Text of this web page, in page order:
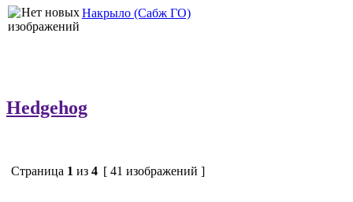
Накрыло (Сабж ГО)
Hedgehog
Страница 1 из 4 [ 41 изображений ]